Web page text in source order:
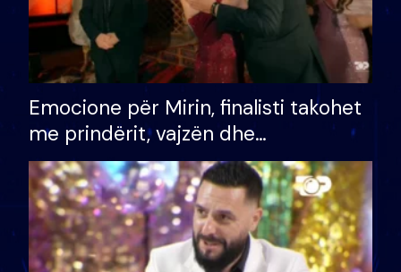
Emocione për Mirin, finalisti takohet
me prindërit, vajzën dhe
bashkëshorten: S’kemi ndonjë letër
divorci apo jo?